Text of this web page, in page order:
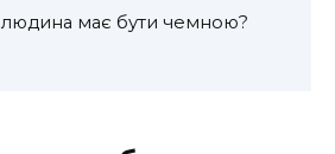
має бути чемною?